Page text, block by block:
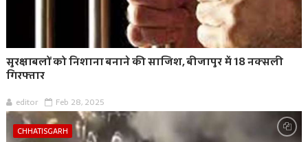
सुरक्षाबलों को निशाना बनाने की साजिश, बीजापुर में 18 नक्सली
गिरफ्तार
editor Feb 28, 2025
CHHATISGARH